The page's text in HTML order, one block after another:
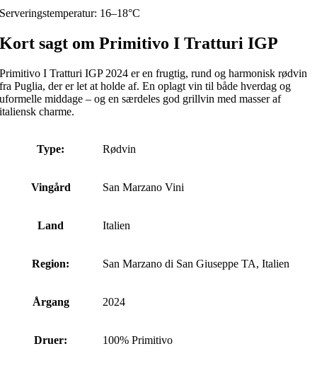
Serveringstemperatur: 16–18°C
Kort sagt om Primitivo I Tratturi IGP
Primitivo I Tratturi IGP 2024 er en frugtig, rund og harmonisk rødvin
fra Puglia, der er let at holde af. En oplagt vin til både hverdag og
uformelle middage – og en særdeles god grillvin med masser af
italiensk charme.
Type: Rødvin
Vingård San Marzano Vini
Land Italien
Region: San Marzano di San Giuseppe TA, Italien
Årgang 2024
Druer: 100% Primitivo